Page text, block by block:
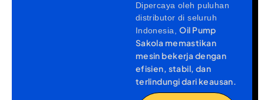
Dipercaya oleh puluhan
distributor di seluruh
Indonesia,Oil Pump
Sakola memastikan
mesin bekerja dengan
efisien, stabil, dan
terlindungi dari keausan.